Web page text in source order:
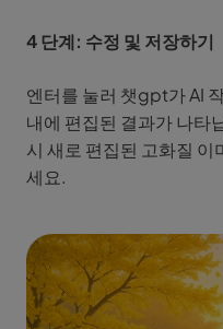
4 단계: 수정 및 저장하기
엔터를 눌러 챗gpt가 AI
내에 편집된 결과가 나타
시 새로 편집된 고화질
세요.